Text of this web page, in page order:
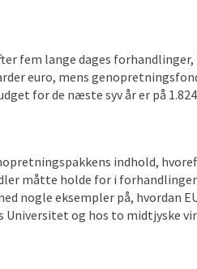
fem lange dages forhandlinger,
euro, mens
for de næste syv år er på
indhold,
måtte holde for i
nogle eksempler på, hvordan
og hos to midtjyske